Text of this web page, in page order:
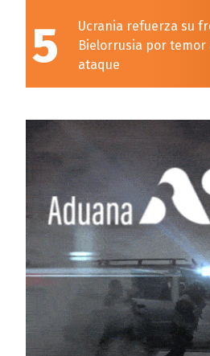
5
Ucrania refuerza su
Bielorrusia por temor
ataque